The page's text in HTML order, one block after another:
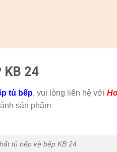
KB 24
tủ bếp, vui lòng liên hệ với
sản phẩm
tủ bếp kệ bếp KB 24